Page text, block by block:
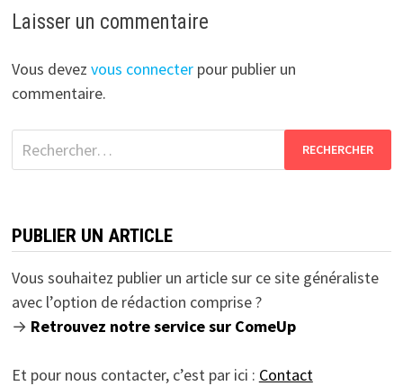
Laisser un commentaire
Vous devez vous connecterpour publier un
commentaire.
Rechercher :
PUBLIER UN ARTICLE
Vous souhaitez publier un article sur ce site généraliste
avec l’option de rédaction comprise ?
→ Retrouvez notre service sur ComeUp
Et pour nous contacter, c’est par ici : Contact